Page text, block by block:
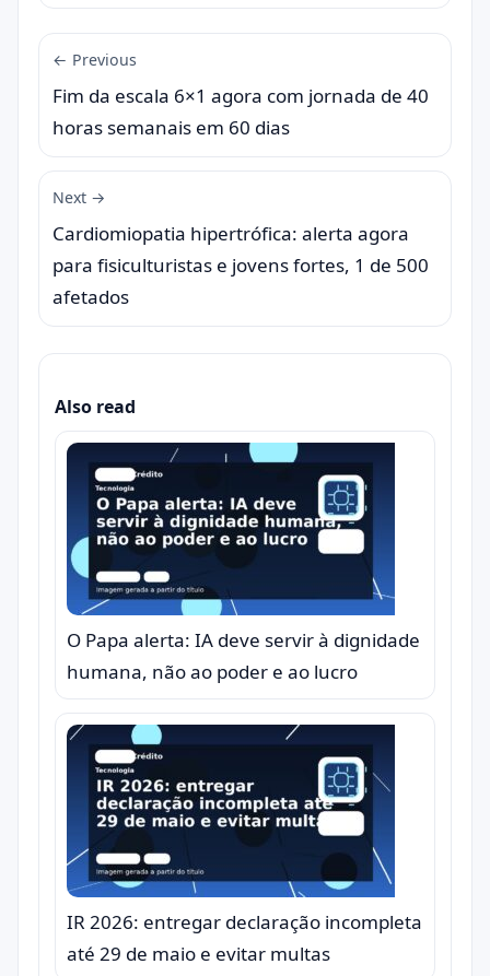
← Previous
Fim da escala 6×1 agora com jornada de 40
horas semanais em 60 dias
Next →
Cardiomiopatia hipertrófica: alerta agora
para fisiculturistas e jovens fortes, 1 de 500
afetados
Also read
O Papa alerta: IA deve servir à dignidade
humana, não ao poder e ao lucro
IR 2026: entregar declaração incompleta
até 29 de maio e evitar multas